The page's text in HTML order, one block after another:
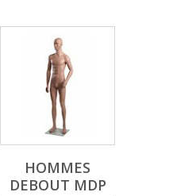
HOMMES
DEBOUT MDP